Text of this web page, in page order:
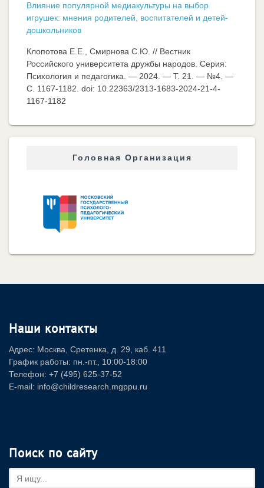
Влияние популярной медиакультуры на выбор
игрушек: мнения родителей, воспитателей и детей-
дошкольников
Клопотова Е.Е., Смирнова С.Ю. // Вестник
Российского университета дружбы народов. Серия:
Психология и педагогика. — 2024. — Т. 21. — №4. —
C. 1167-1182. doi: 10.22363/2313-1683-2024-21-4-
1167-1182
Головная Организация
Наши контакты
Адрес: Москва, Сретенка, д. 29, каб. 411
График работы: пн.-пт., 10:00-18:00
Телефон: +7 (495) 625-37-52
E-mail: info@childresearch.mgppu.ru
Поиск по сайту